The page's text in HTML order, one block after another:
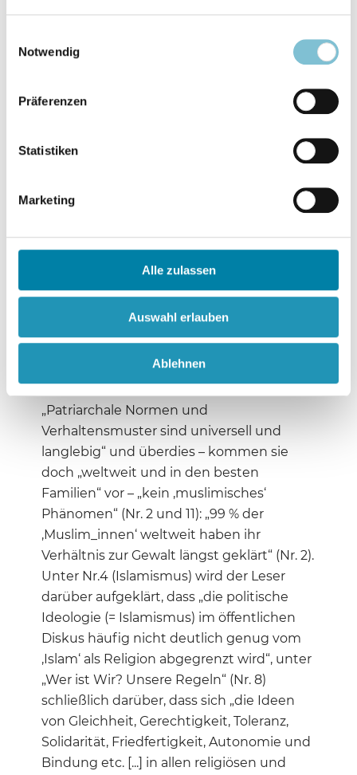
Notwendig
Präferenzen
Statistiken
Marketing
Alle zulassen
Auswahl erlauben
Ablehnen
vereinbar“, folgt die Einschränkung, es
„Welche Perspektive sich jeweils
theologische als vielmehr eine Frage der
politischen, sozialen und ökonomischen
(Macht)Verhältnisse“ (Nr. 1). Insofern aber
„die allermeisten Muslim_innen“
für die Handreichung die Angelegenheit
eine Aufklärung noch einen Martin Luther,
weil solche Positionen in der politischen
Den Eindruck selbstverständlicher
Evidenz zu vermitteln ist auch das
Ansinnen aller weiteren Beiträge:
„Patriarchale Normen und
Verhaltensmuster sind universell und
langlebig“ und überdies – kommen sie
doch „weltweit und in den besten
Familien“ vor – „kein ‚muslimisches‘
Phänomen“ (Nr. 2 und 11): „99 % der
‚Muslim_innen‘ weltweit haben ihr
Verhältnis zur Gewalt längst geklärt“ (Nr. 2).
Unter Nr.4 (Islamismus) wird der Leser
darüber aufgeklärt, dass „die politische
Ideologie (= Islamismus) im öffentlichen
Diskus häufig nicht deutlich genug vom
‚Islam‘ als Religion abgegrenzt wird“, unter
„Wer ist Wir? Unsere Regeln“ (Nr. 8)
schließlich darüber, dass sich „die Ideen
von Gleichheit, Gerechtigkeit, Toleranz,
Solidarität, Friedfertigkeit, Autonomie und
Bindung etc. [...] in allen religiösen und